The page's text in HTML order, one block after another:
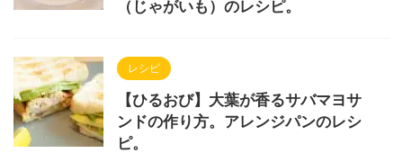
（じゃがいも）のレシピ。
レシピ
【ひるおび】大葉が香るサバマヨサ
ンドの作り方。アレンジパンのレシ
ピ。